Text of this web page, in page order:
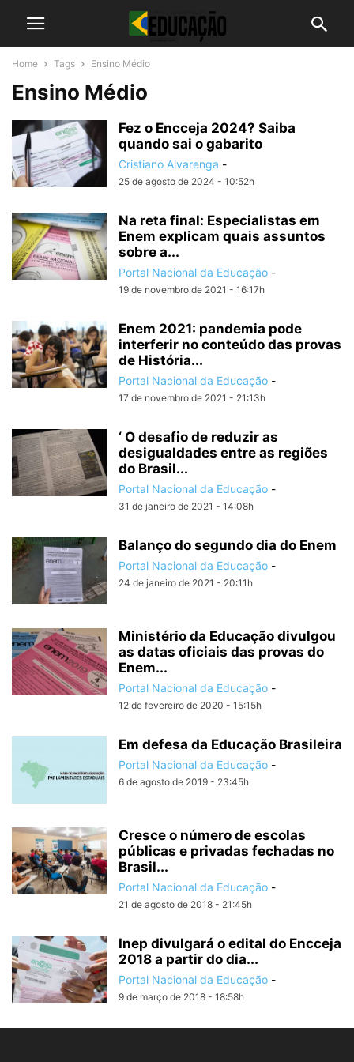
Home Tags Ensino Médio
Ensino Médio
Fez o Encceja 2024? Saiba
quando sai o gabarito
Cristiano Alvarenga -
25 de agosto de 2024 - 10:52h
Na reta final: Especialistas em
Enem explicam quais assuntos
sobre a...
Portal Nacional da Educação -
19 de novembro de 2021 - 16:17h
Enem 2021: pandemia pode
interferir no conteúdo das provas
de História...
Portal Nacional da Educação -
17 de novembro de 2021 - 21:13h
‘ O desafio de reduzir as
desigualdades entre as regiões
do Brasil...
Portal Nacional da Educação -
31 de janeiro de 2021 - 14:08h
Balanço do segundo dia do Enem
Portal Nacional da Educação -
24 de janeiro de 2021 - 20:11h
Ministério da Educação divulgou
as datas oficiais das provas do
Enem...
Portal Nacional da Educação -
12 de fevereiro de 2020 - 15:15h
Em defesa da Educação Brasileira
Portal Nacional da Educação -
6 de agosto de 2019 - 23:45h
Cresce o número de escolas
públicas e privadas fechadas no
Brasil...
Portal Nacional da Educação -
21 de agosto de 2018 - 21:45h
Inep divulgará o edital do Encceja
2018 a partir do dia...
Portal Nacional da Educação -
9 de março de 2018 - 18:58h